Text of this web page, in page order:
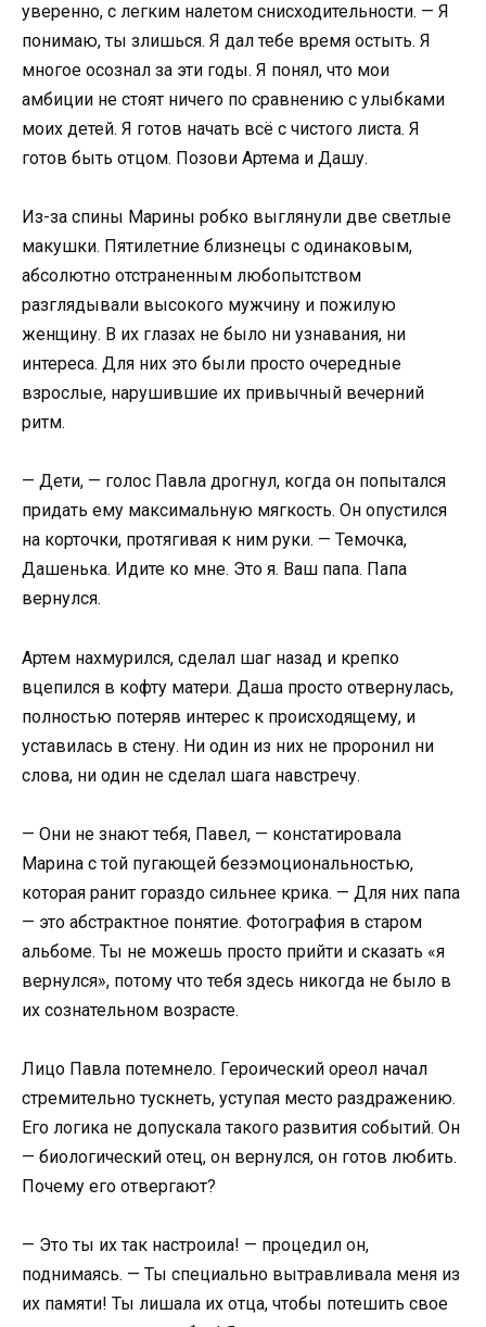
уверенно, с легким налетом снисходительности. — Я
понимаю, ты злишься. Я дал тебе время остыть. Я
многое осознал за эти годы. Я понял, что мои
амбиции не стоят ничего по сравнению с улыбками
моих детей. Я готов начать всё с чистого листа. Я
готов быть отцом. Позови Артема и Дашу.
Из-за спины Марины робко выглянули две светлые
макушки. Пятилетние близнецы с одинаковым,
абсолютно отстраненным любопытством
разглядывали высокого мужчину и пожилую
женщину. В их глазах не было ни узнавания, ни
интереса. Для них это были просто очередные
взрослые, нарушившие их привычный вечерний
ритм.
— Дети, — голос Павла дрогнул, когда он попытался
придать ему максимальную мягкость. Он опустился
на корточки, протягивая к ним руки. — Темочка,
Дашенька. Идите ко мне. Это я. Ваш папа. Папа
вернулся.
Артем нахмурился, сделал шаг назад и крепко
вцепился в кофту матери. Даша просто отвернулась,
полностью потеряв интерес к происходящему, и
уставилась в стену. Ни один из них не проронил ни
слова, ни один не сделал шага навстречу.
— Они не знают тебя, Павел, — констатировала
Марина с той пугающей безэмоциональностью,
которая ранит гораздо сильнее крика. — Для них папа
— это абстрактное понятие. Фотография в старом
альбоме. Ты не можешь просто прийти и сказать «я
вернулся», потому что тебя здесь никогда не было в
их сознательном возрасте.
Лицо Павла потемнело. Героический ореол начал
стремительно тускнеть, уступая место раздражению.
Его логика не допускала такого развития событий. Он
— биологический отец, он вернулся, он готов любить.
Почему его отвергают?
— Это ты их так настроила! — процедил он,
поднимаясь. — Ты специально вытравливала меня из
их памяти! Ты лишала их отца, чтобы потешить свое